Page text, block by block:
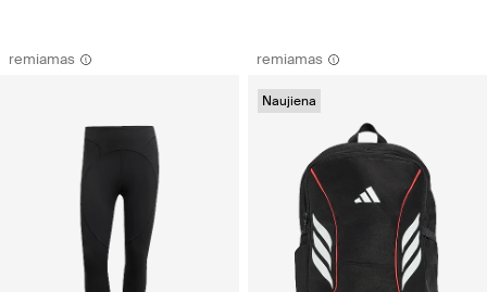
remiamas remiamas
Naujiena